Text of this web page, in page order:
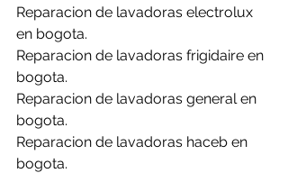
Reparacion de lavadoras electrolux
en bogota.
Reparacion de lavadoras frigidaire en
bogota.
Reparacion de lavadoras general en
bogota.
Reparacion de lavadoras haceb en
bogota.